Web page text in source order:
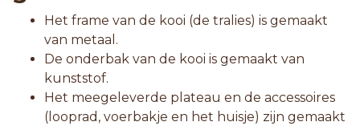
Het frame van de kooi (de tralies) is gemaakt
van metaal.
De onderbak van de kooi is gemaakt van
kunststof.
Het meegeleverde plateau en de accessoires
(looprad, voerbakje en het huisje) zijn gemaakt